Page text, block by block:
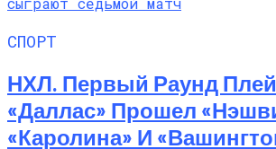
СПОРТ
НХЛ. Первый Раунд
«Даллас» Прошел
«Каролина» И